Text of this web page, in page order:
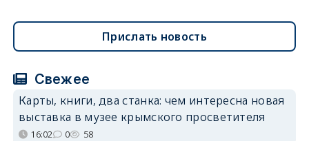
Прислать новость
Свежее
Карты, книги, два станка: чем интересна новая
выставка в музее крымского просветителя
16:02 0 58